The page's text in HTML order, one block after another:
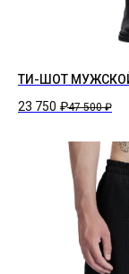
ТИ-ШОТ МУЖСКОЙ
23 750 ₽47 500 ₽